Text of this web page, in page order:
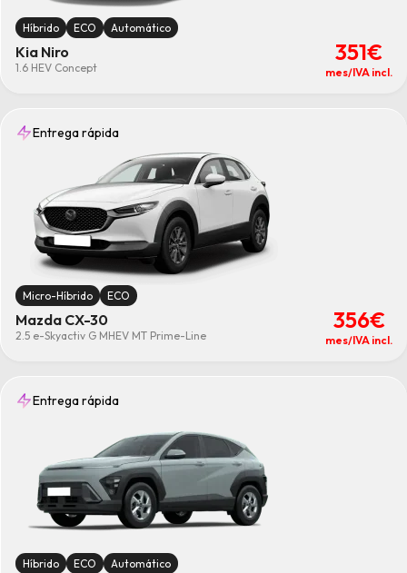
Híbrido ECO Automático
Kia Niro
1.6 HEV Concept
351€
mes/IVA incl.
Entrega rápida
Micro-Híbrido ECO
Mazda CX-30
2.5 e-Skyactiv G MHEV MT Prime-Line
356€
mes/IVA incl.
Entrega rápida
Híbrido ECO Automático